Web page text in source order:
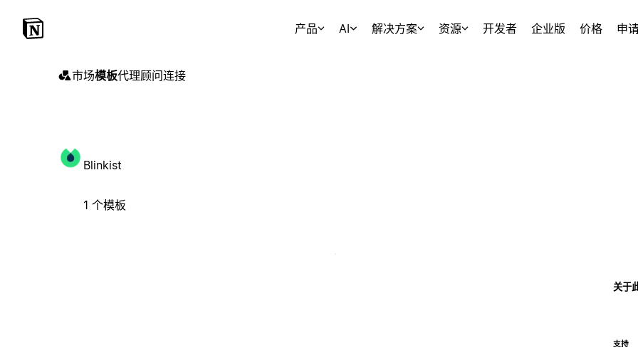
产品 AI 解决方案 资源 开发者 企业版 价格 申
市场模板代理顾问连接
Blinkist
1 个模板
关于
支持